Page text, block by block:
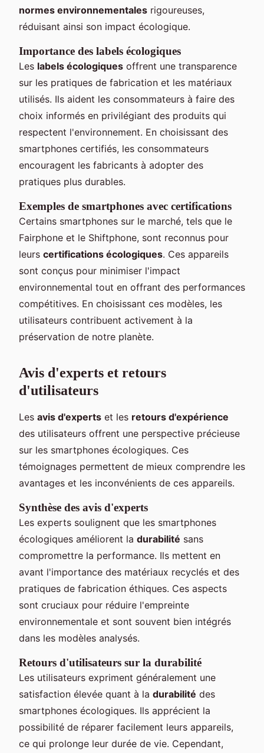
normes environnementales rigoureuses,
réduisant ainsi son impact écologique.
Importance des labels écologiques
Les labels écologiques offrent une transparence
sur les pratiques de fabrication et les matériaux
utilisés. Ils aident les consommateurs à faire des
choix informés en privilégiant des produits qui
respectent l'environnement. En choisissant des
smartphones certifiés, les consommateurs
encouragent les fabricants à adopter des
pratiques plus durables.
Exemples de smartphones avec certifications
Certains smartphones sur le marché, tels que le
Fairphone et le Shiftphone, sont reconnus pour
leurs certifications écologiques. Ces appareils
sont conçus pour minimiser l'impact
environnemental tout en offrant des performances
compétitives. En choisissant ces modèles, les
utilisateurs contribuent activement à la
préservation de notre planète.
Avis d'experts et retours
d'utilisateurs
Les avis d'experts et les retours d'expérience
des utilisateurs offrent une perspective précieuse
sur les smartphones écologiques. Ces
témoignages permettent de mieux comprendre les
avantages et les inconvénients de ces appareils.
Synthèse des avis d'experts
Les experts soulignent que les smartphones
écologiques améliorent la durabilité sans
compromettre la performance. Ils mettent en
avant l'importance des matériaux recyclés et des
pratiques de fabrication éthiques. Ces aspects
sont cruciaux pour réduire l'empreinte
environnementale et sont souvent bien intégrés
dans les modèles analysés.
Retours d'utilisateurs sur la durabilité
Les utilisateurs expriment généralement une
satisfaction élevée quant à la durabilité des
smartphones écologiques. Ils apprécient la
possibilité de réparer facilement leurs appareils,
ce qui prolonge leur durée de vie. Cependant,